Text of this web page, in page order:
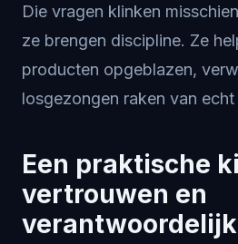
Die vragen klinken
ze brengen discipline. Ze
producten opgeblazen,
losgezongen raken van echt
Een praktische
vertrouwen en